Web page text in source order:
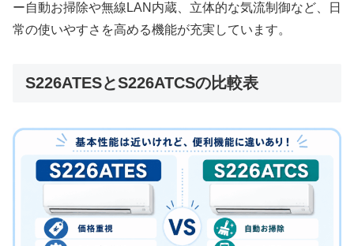
ー自動お掃除や無線LAN内蔵、立体的な気流制御など、日
常の使いやすさを高める機能が充実しています。
S226ATESとS226ATCSの比較表